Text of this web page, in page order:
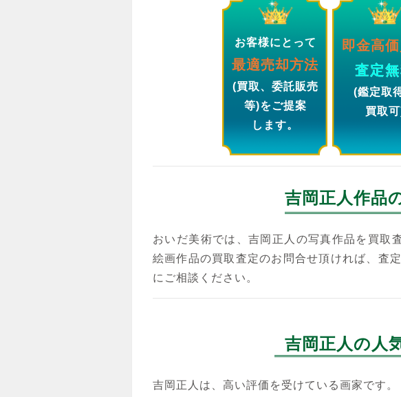
お客様にとって
最適売却方法
(買取、委託販売
等)をご提案
します。
即金高
査定
(鑑定取
買取
吉岡正人作品
おいだ美術では、吉岡正人の写真作品を買取
絵画作品の買取査定のお問合せ頂ければ、査
にご相談ください。
吉岡正人の人
吉岡正人は、高い評価を受けている画家です。